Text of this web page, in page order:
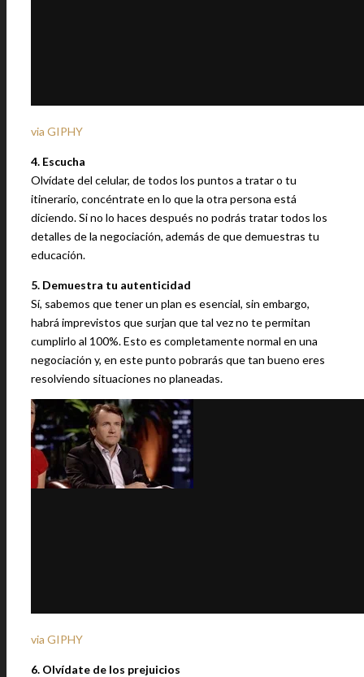
via GIPHY
4. Escucha
Olvídate del celular, de todos los puntos a tratar o tu
itinerario, concéntrate en lo que la otra persona está
diciendo. Si no lo haces después no podrás tratar todos los
detalles de la negociación, además de que demuestras tu
educación.
5. Demuestra tu autenticidad
Sí, sabemos que tener un plan es esencial, sin embargo,
habrá imprevistos que surjan que tal vez no te permitan
cumplirlo al 100%. Esto es completamente normal en una
negociación y, en este punto pobrarás que tan bueno eres
resolviendo situaciones no planeadas.
via GIPHY
6. Olvídate de los prejuicios